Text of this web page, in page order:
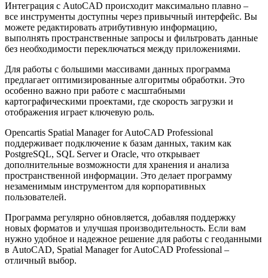
Интеграция с AutoCAD происходит максимально плавно –
все инструменты доступны через привычный интерфейс. Вы
можете редактировать атрибутивную информацию,
выполнять пространственные запросы и фильтровать данные
без необходимости переключаться между приложениями.
Для работы с большими массивами данных программа
предлагает оптимизированные алгоритмы обработки. Это
особенно важно при работе с масштабными
картографическими проектами, где скорость загрузки и
отображения играет ключевую роль.
Opencartis Spatial Manager for AutoCAD Professional
поддерживает подключение к базам данных, таким как
PostgreSQL, SQL Server и Oracle, что открывает
дополнительные возможности для хранения и анализа
пространственной информации. Это делает программу
незаменимым инструментом для корпоративных
пользователей.
Программа регулярно обновляется, добавляя поддержку
новых форматов и улучшая производительность. Если вам
нужно удобное и надежное решение для работы с геоданными
в AutoCAD, Spatial Manager for AutoCAD Professional –
отличный выбор.